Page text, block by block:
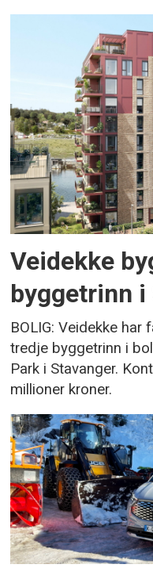
Veidekke
byggetrinn i
BOLIG: Veidekke
tredje byggetrinn i
Park i Stavanger.
millioner kroner.